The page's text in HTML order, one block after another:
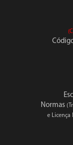
Normas
e